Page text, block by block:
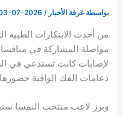
بواسطة غرفة الأخبار/
2026-07-03
من أحدث الابتكارات الطبية
لإصابات كانت تستدعي في
دعامات الفك الواقية
وبرز لاعب منتخب النمسا